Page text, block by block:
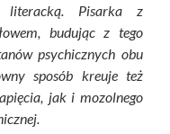
literacką. Pisarka z
budując z tego
psychicznych obu
sposób kreuje też
jak i mozolnego